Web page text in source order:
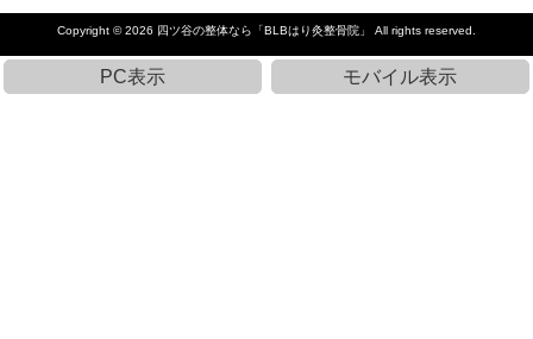
Copyright © 2026 四ツ谷の整体なら「BLBはり灸整骨院」 All rights reserved.
PC表示 モバイル表示